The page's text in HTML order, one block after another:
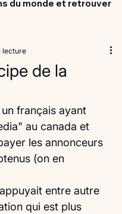
du monde et retrouver
de la
lecture
français ayant
au canada et
les annonceurs
(on en
entre autre
qui est plus